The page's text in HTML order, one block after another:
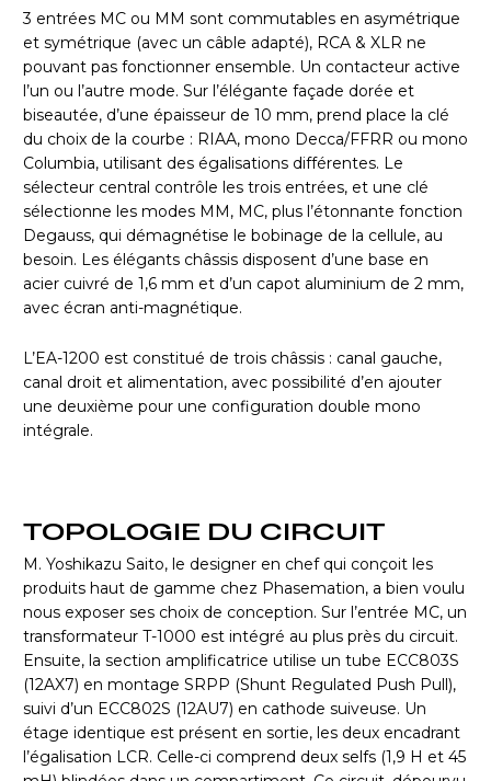
3 entrées MC ou MM sont commutables en asymétrique
et symétrique (avec un câble adapté), RCA & XLR ne
pouvant pas fonctionner ensemble. Un contacteur active
l’un ou l’autre mode. Sur l’élégante façade dorée et
biseautée, d’une épaisseur de 10 mm, prend place la clé
du choix de la courbe : RIAA, mono Decca/FFRR ou mono
Columbia, utilisant des égalisations différentes. Le
sélecteur central contrôle les trois entrées, et une clé
sélectionne les modes MM, MC, plus l’étonnante fonction
Degauss, qui démagnétise le bobinage de la cellule, au
besoin. Les élégants châssis disposent d’une base en
acier cuivré de 1,6 mm et d’un capot aluminium de 2 mm,
avec écran anti-magnétique.
L’EA-1200 est constitué de trois châssis : canal gauche,
canal droit et alimentation, avec possibilité d’en ajouter
une deuxième pour une configuration double mono
intégrale.
TOPOLOGIE DU CIRCUIT
M. Yoshikazu Saito, le designer en chef qui conçoit les
produits haut de gamme chez Phasemation, a bien voulu
nous exposer ses choix de conception. Sur l’entrée MC, un
transformateur T-1000 est intégré au plus près du circuit.
Ensuite, la section amplificatrice utilise un tube ECC803S
(12AX7) en montage SRPP (Shunt Regulated Push Pull),
suivi d’un ECC802S (12AU7) en cathode suiveuse. Un
étage identique est présent en sortie, les deux encadrant
l’égalisation LCR. Celle-ci comprend deux selfs (1,9 H et 45